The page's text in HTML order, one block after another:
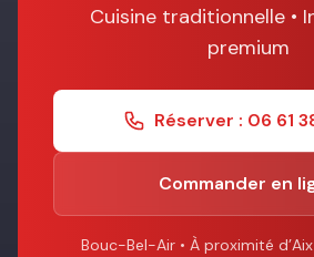
Cuisine traditionnelle •
premium
Réserver : 06 61
Commander en
Bouc-Bel-Air • À proximité